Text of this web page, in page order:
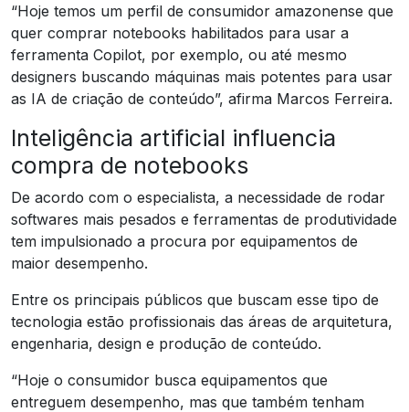
“Hoje temos um perfil de consumidor amazonense que
quer comprar notebooks habilitados para usar a
ferramenta Copilot, por exemplo, ou até mesmo
designers buscando máquinas mais potentes para usar
as IA de criação de conteúdo”, afirma Marcos Ferreira.
Inteligência artificial influencia
compra de notebooks
De acordo com o especialista, a necessidade de rodar
softwares mais pesados e ferramentas de produtividade
tem impulsionado a procura por equipamentos de
maior desempenho.
Entre os principais públicos que buscam esse tipo de
tecnologia estão profissionais das áreas de arquitetura,
engenharia, design e produção de conteúdo.
“Hoje o consumidor busca equipamentos que
entreguem desempenho, mas que também tenham